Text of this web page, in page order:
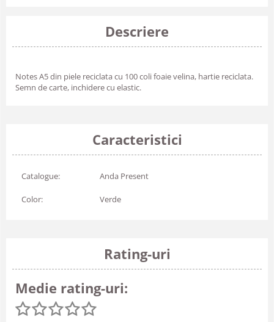
Descriere
Notes A5 din piele reciclata cu 100 coli foaie velina, hartie reciclata.
Semn de carte, inchidere cu elastic.
Caracteristici
Catalogue: Anda Present
Color: Verde
Rating-uri
Medie rating-uri: